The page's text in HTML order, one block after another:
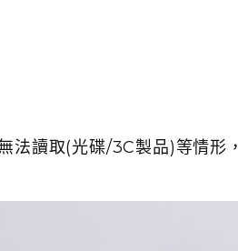
法讀取(光碟/3C製品)等情形，